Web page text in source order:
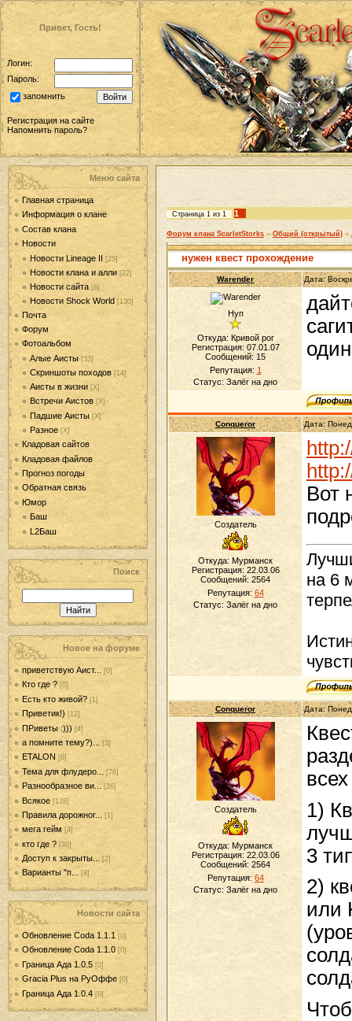
Привет, Гость!
Логин:
Пароль:
запомнить
Регистрация на сайте
Напомнить пароль?
Меню сайта
Главная страница
Информация о клане
Состав клана
Новости
Новости Lineage II [25]
Новости клана и алли [22]
Новости сайта [8]
Новости Shock World [130]
Почта
Форум
Фотоальбом
Алые Аисты [33]
Скриншоты походов [14]
Аисты в жизни [Х]
Встречи Аистов [Х]
Падшие Аисты [Х]
Разное [Х]
Кладовая сайтов
Кладовая файлов
Прогноз погоды
Обратная связь
Юмор
Баш
L2Баш
Поиск
Новое на форуме
приветствую Аист... [0]
Кто где ? [0]
Есть кто живой? [1]
Приветик!) [12]
ПРиветы :))) [4]
а помните тему?)... [3]
ETALON [6]
Тема для флудеро... [76]
Разнообразное ви... [26]
Всякое [128]
Правила дорожног... [1]
мега гейм [4]
кто где ? [30]
Доступ к закрыты... [2]
Варианты "п... [8]
Новости сайта
Обновление Coda 1.1.1 [0]
Обновление Coda 1.1.0 [0]
Граница Ада 1.0.5 [0]
Gracia Plus на РуОффе [0]
Граница Ада 1.0.4 [0]
Страница 1 из 1 1
Форум клана ScarletStorks » Общий (открытый) »
нужен квест прохождение
Warender Дата:
Нуп
Откуда: Кривой рог
Регистрация: 07.01.07
Сообщений: 15
Репутация: 1
Статус: Залёг на дно
Conqueror Дата:
Создатель
Откуда: Мурманск
Регистрация: 22.03.06
Сообщений: 2564
Репутация: 64
Статус: Залёг на дно
Вот
на 6
Conqueror Дата:
Создатель
Откуда: Мурманск
Регистрация: 22.03.06
Сообщений: 2564
Репутация: 64
Статус: Залёг на дно
1)
3
2)
или